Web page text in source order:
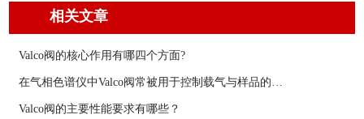
相关文章
Valco阀的核心作用有哪四个方面?
在气相色谱仪中Valco阀常被用于控制载气与样品的流向
Valco阀的主要性能要求有哪些？